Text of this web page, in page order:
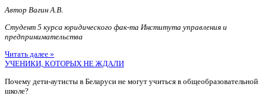
Автор Вагин А.В.
Студент 5 курса юридического фак-та Института управления и
предпринимательства
Читать далее »
УЧЕНИКИ, КОТОРЫХ НЕ ЖДАЛИ
Почему дети-аутисты в Беларуси не могут учиться в общеобразовательной
школе?